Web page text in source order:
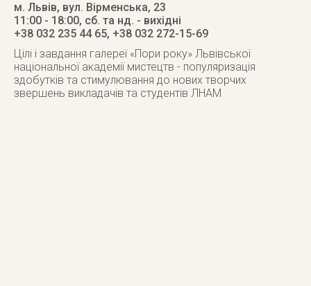
м. Львів, вул. Вірменська, 23
11:00 - 18:00, сб. та нд. - вихідні
+38 032 235 44 65, +38 032 272-15-69
Цілі і завдання галереї «Пори року» Львівської
національної академії мистецтв - популяризація
здобутків та стимулювання до нових творчих
звершень викладачів та студентів ЛНАМ